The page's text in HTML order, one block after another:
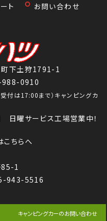
ト
お問い合わせ
下土狩1791-1
988-0910
受付は17:00まで）キャンピングカ
日曜サービス工場営業中！
こちらへ
1
943-5516
キャンピングカーのお問い合わせ
ハツ All Rights Reserved.